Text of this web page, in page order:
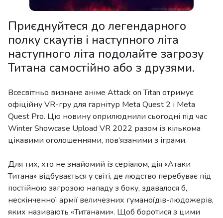
Приєднуйтеся до легендарного
полку скаутів і наступного літа
наступного літа подолайте загрозу
Титана самостійно або з друзями.
Всесвітньо визнане аніме Attack on Titan отримує
офіційну VR-гру для гарнітур Meta Quest 2 і Meta
Quest Pro. Цю новину оприлюднили сьогодні під час
Winter Showcase Upload VR 2022 разом із кількома
цікавими оголошеннями, пов’язаними з іграми.
Для тих, хто не знайомий із серіалом, дія «Атаки
Титана» відбувається у світі, де людство перебуває під
постійною загрозою нападу з боку, здавалося б,
нескінченної армії величезних гуманоїдів-людожерів,
яких називають «Титанами». Щоб боротися з цими